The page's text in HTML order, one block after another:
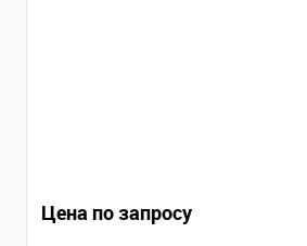
Цена по запросу